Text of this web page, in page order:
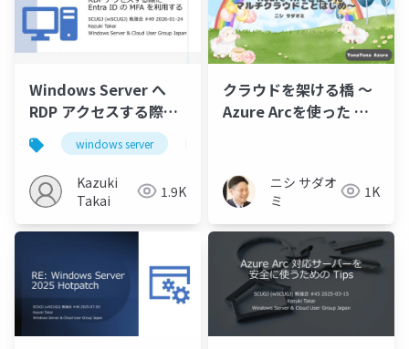
Windows Server へ
RDP アクセスする際に
Entra ID の MFA を利用
する
windows server
Kazuki
Takai
1.9K
クラウドを架ける橋 〜
Azure Arcを使った マ
ニシ サダオ
ミ
1K